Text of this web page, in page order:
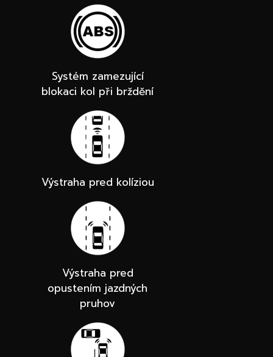
Systém zamezující
blokaci kol při brždění
Výstraha pred kolíziou
Výstraha pred
opustením jazdných
pruhov